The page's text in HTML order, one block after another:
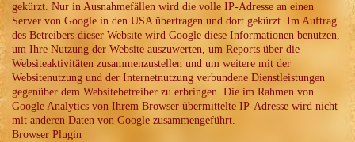
gekürzt. Nur in Ausnahmefällen wird die volle IP-Adresse an einen
Server von Google in den USA übertragen und dort gekürzt. Im Auftrag
des Betreibers dieser Website wird Google diese Informationen benutzen,
um Ihre Nutzung der Website auszuwerten, um Reports über die
Websiteaktivitäten zusammenzustellen und um weitere mit der
Websitenutzung und der Internetnutzung verbundene Dienstleistungen
gegenüber dem Websitebetreiber zu erbringen. Die im Rahmen von
Google Analytics von Ihrem Browser übermittelte IP-Adresse wird nicht
mit anderen Daten von Google zusammengeführt.
Browser Plugin